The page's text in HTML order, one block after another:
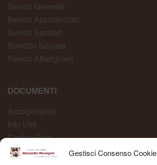
Gestisci Consenso Cookie
Servizi Generali
Servizi Assistenziali
Servizi Sanitari
Servizio Sociale
Servizi Alberghieri
DOCUMENTI
Accoglimento
Info Utili
Codice Etico
Carta dei Servizi